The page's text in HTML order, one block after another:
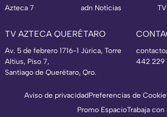
Azteca 7
adn Noticias
TV AZTECA QUERÉTARO
Av. 5 de febrero 1716-1 Júrica, Torre
Altius, Piso 7,
Santiago de Querétaro, Qro.
442 229
Aviso de privacidadPreferencias de
Promo EspacioTrabaja con